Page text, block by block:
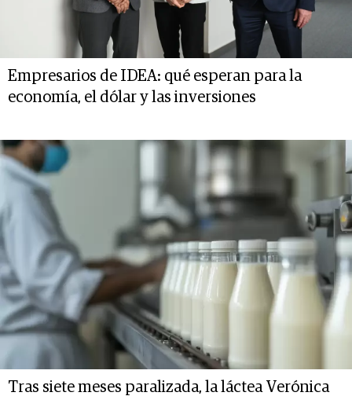
Empresarios de IDEA: qué esperan para la
economía, el dólar y las inversiones
Tras siete meses paralizada, la láctea Verónica